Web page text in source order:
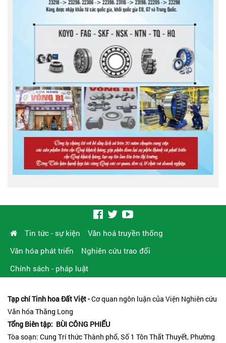
Tin tức - sự kiện
Văn hoá truyền thống
Văn hóa phát triển
Nghiên cứu trao đổi
Chính sách - pháp luật
Tạp chí Tinh hoa Đất Việt -Cơ quan ngôn luận của Viện Nghiên cứu
Văn hóa Thăng Long
Tổng Biên tập: BÙI CÔNG PHIẾU
Tòa soạn: Cung Trí thức Thành phố, Số 1 Tôn Thất Thuyết, Phường